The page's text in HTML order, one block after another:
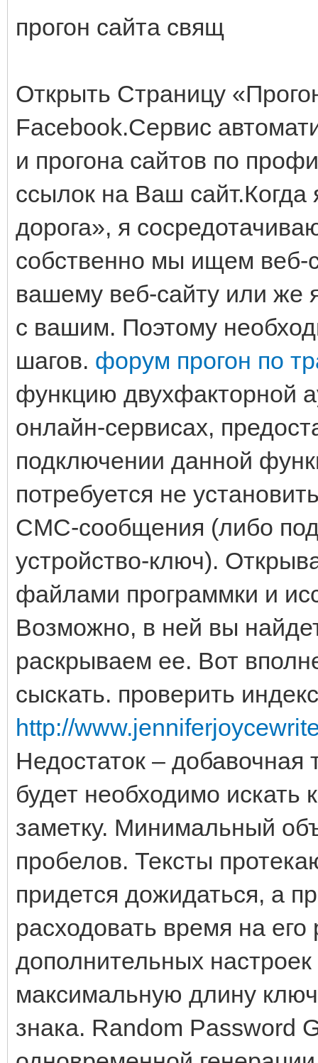
прогон сайта свящ
Открыть Страницу
Facebook.Сервис
и прогона сайтов по
ссылок на Ваш
дорога», я
собственно мы ищем веб-
вашему веб-сайту или же
с вашим. Поэтому
шагов. форум прогон по
функцию двухфакторной
онлайн-сервисах,
подключении данной
потребуется не
СМС-сообщения (либо
устройство-ключ).
файлами программки и
Возможно, в ней вы
раскрываем ее. Вот
сыскать. проверить
http://
Недостаток – добавочная
будет необходимо искать
заметку. Минимальный
пробелов. Тексты
придется дожидаться, а
расходовать время на
дополнительных
максимальную длину
знака. Random Password